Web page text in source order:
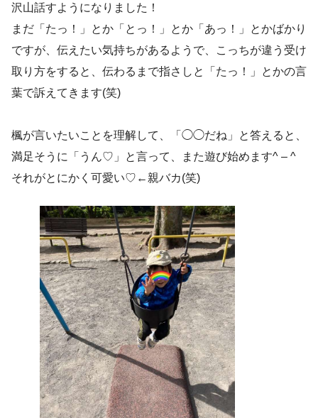
沢山話すようになりました！
まだ「たっ！」とか「とっ！」とか「あっ！」とかばかり
ですが、伝えたい気持ちがあるようで、こっちが違う受け
取り方をすると、伝わるまで指さしと「たっ！」とかの言
葉で訴えてきます(笑)
楓が言いたいことを理解して、「◯◯だね」と答えると、
満足そうに「うん♡」と言って、また遊び始めます^ – ^
それがとにかく可愛い♡←親バカ(笑)